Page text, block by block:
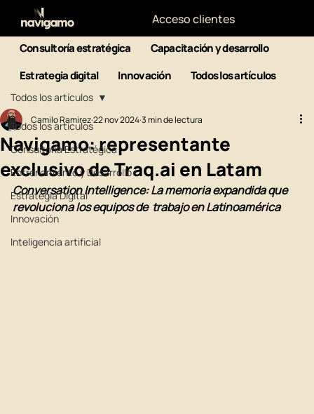
Acceso clientes
Consultoría estratégica
Capacitación y desarrollo
Estrategia digital
Innovación Todos los artículos
Todos los artículos
Consultoría Estratégica
Entrenamiento y Desarrollo
Estrategia Digital
Innovación
Inteligencia artificial
Todos los artículos
Navigamo: representante
exclusivo de Traq.ai en Latam
Camilo Ramirez22 nov 20243 min de lectura
Conversation Intelligence: La memoria expandida que
revoluciona los equipos de  trabajo en Latinoamérica